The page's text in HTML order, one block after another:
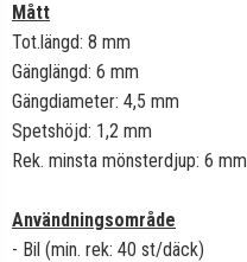
Mått
Tot.längd: 8 mm
Gänglängd: 6 mm
Gängdiameter: 4,5 mm
Spetshöjd: 1,2 mm
Rek. minsta mönsterdjup: 6 mm
Användningsområde
- Bil (min. rek: 40 st/däck)